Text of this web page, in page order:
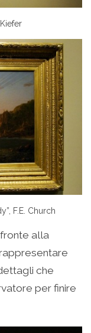
F.E. Church
alla
che
per finire